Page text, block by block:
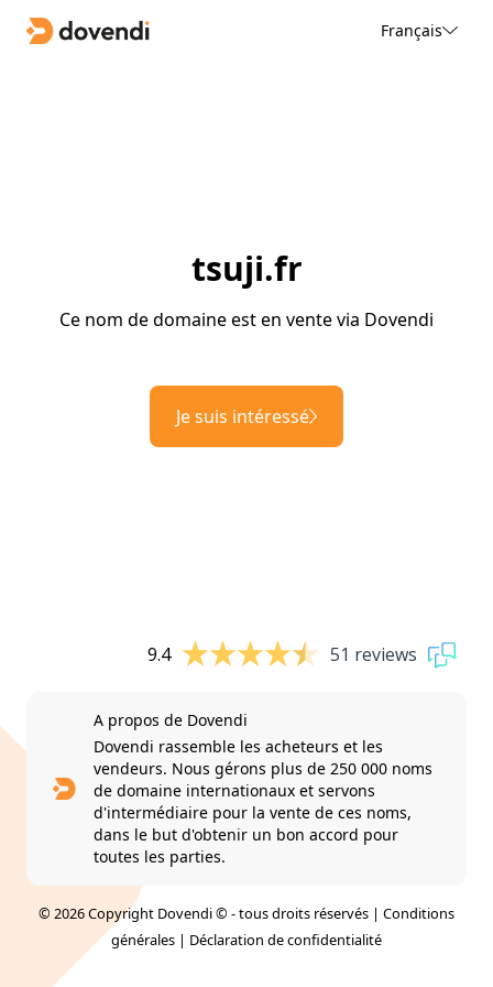
Français
tsuji.fr
Ce nom de domaine est en vente via Dovendi
Je suis intéressé
9.4 51 reviews
A propos de Dovendi
Dovendi rassemble les acheteurs et les
vendeurs. Nous gérons plus de 250 000 noms
de domaine internationaux et servons
d'intermédiaire pour la vente de ces noms,
dans le but d'obtenir un bon accord pour
toutes les parties.
© 2026 Copyright Dovendi © - tous droits réservés | Conditions
générales | Déclaration de confidentialité